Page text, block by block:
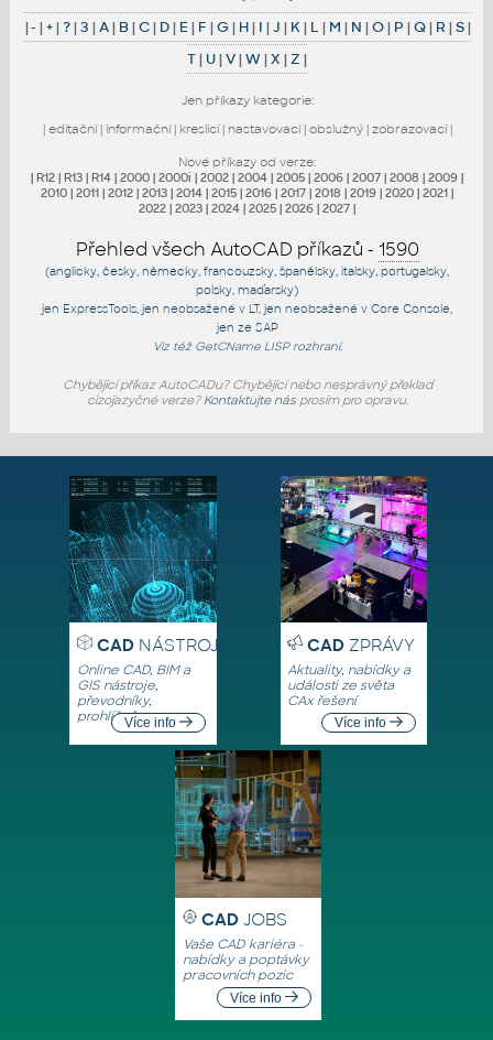
|- |+|?|3 |A| B|C| D| E| F |G| H| I |J | K| L | M | N |O| P |Q| R |S|
T| U|V|W|X |Z |
Jen příkazy kategorie:
| editační| informační| kreslicí| nastavovací| obslužný| zobrazovací|
Nové příkazy od verze:
| R12 | R13 | R14 | 2000 | 2000i | 2002 | 2004 | 2005 | 2006 | 2007 | 2008 | 2009 |
2010 | 2011 | 2012 | 2013 | 2014 | 2015 | 2016 | 2017 | 2018 | 2019 | 2020 | 2021 |
2022 | 2023 | 2024 | 2025 | 2026 | 2027 |
Přehled všech AutoCAD příkazů - 1590
(anglicky, česky, německy, francouzsky, španělsky, italsky, portugalsky,
polsky, maďarsky)
jen ExpressTools , jen neobsažené v LT, jen neobsažené v Core Console
jen ze SAP
Viz též GetCNameLISP rozhraní.
Chybějící příkaz AutoCADu? Chybějící nebo nesprávný překlad
cizojazyčné verze? Kontaktujte násprosím pro opravu.
CADNÁSTROJE
Online CAD, BIM a
GIS nástroje,
převodníky,
prohlížečeVíce info
CADZPRÁVY
Aktuality, nabídky a
události ze světa
CAx řešení
Více info
CAD JOBS
Vaše CAD kariéra -
nabídky a poptávky
pracovních pozic
Více info